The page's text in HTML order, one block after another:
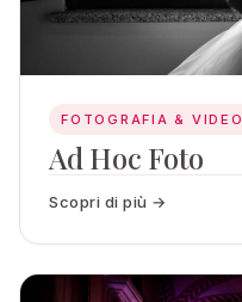
FOTOGRAFIA & VIDEO
Ad Hoc Foto
Scopri di più →